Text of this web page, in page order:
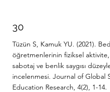
30
Tüzün S, Kamuk YU. (2021).
öğretmenlerinin fiziksel
sabotaj ve benlik saygısı
incelenmesi. Journal of Global
Education Research, 4(2), 1-14.